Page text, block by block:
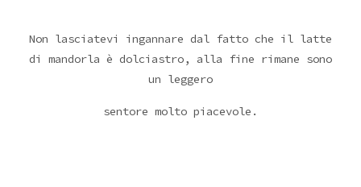
Non lasciatevi ingannare dal fatto che il latte
di mandorla è dolciastro, alla fine rimane sono
un leggero
sentore molto piacevole.